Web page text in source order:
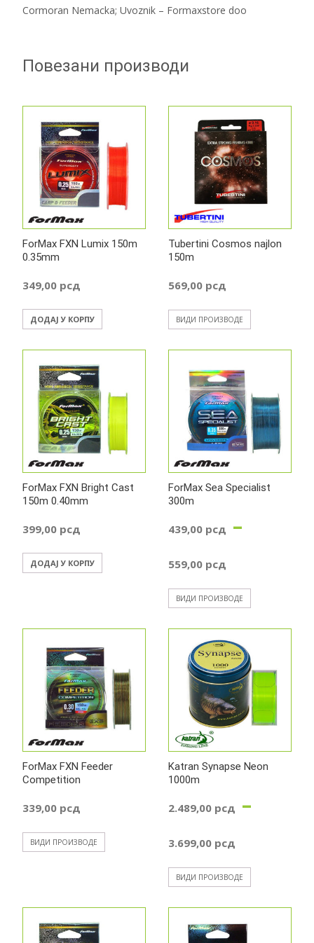
Cormoran Nemacka; Uvoznik – Formaxstore doo
Повезани производи
ForMax FXN Lumix 150m
0.35mm
349,00 рсд
ДОДАЈ У КОРПУ
Tubertini Cosmos najlon
150m
569,00 рсд
ВИДИ ПРОИЗВОДЕ
ForMax FXN Bright Cast
150m 0.40mm
399,00 рсд
ДОДАЈ У КОРПУ
ForMax Sea Specialist
300m
439,00 рсд –
559,00 рсд
цена:
од
439,00
до
559,00
ВИДИ ПРОИЗВОДЕ
ForMax FXN Feeder
Competition
339,00 рсд
ВИДИ ПРОИЗВОДЕ
Katran Synapse Neon
1000m
2.489,00 рсд –
3.699,00 рсд
цена:
од
ВИДИ ПРОИЗВОДЕ